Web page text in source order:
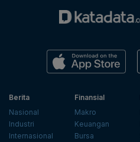
Berita
Nasional
Industri
Internasional
Finansial
Makro
Keuangan
Bursa